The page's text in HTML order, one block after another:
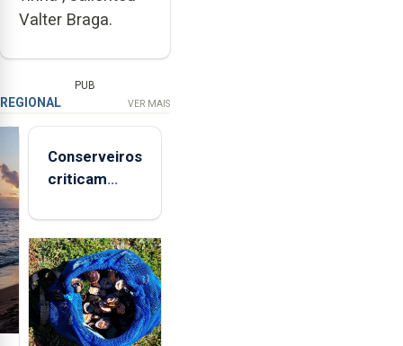
Valter Braga.
PUB
REGIONAL VER MAIS
Conserveiros
criticam
brancas com
selo Marca
Açores